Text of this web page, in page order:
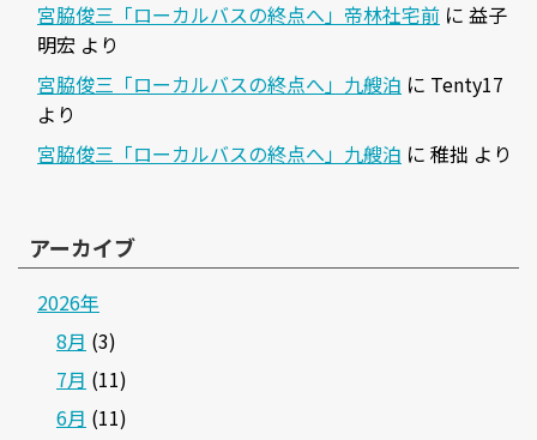
宮脇俊三「ローカルバスの終点へ」帝林社宅前 に 益子
明宏 より
宮脇俊三「ローカルバスの終点へ」九艘泊 に Tenty17
より
宮脇俊三「ローカルバスの終点へ」九艘泊 に 稚拙 より
アーカイブ
2026年
8月 (3)
7月 (11)
6月 (11)